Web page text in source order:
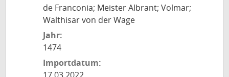
de Franconia; Meister Albrant; Volmar;
Walthisar von der Wage
Jahr:
1474
Importdatum: